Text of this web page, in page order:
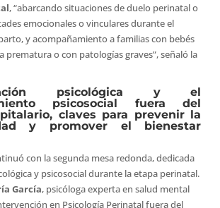
, “abarcando situaciones de duelo perinatal o
emocionales o vinculares durante el
y acompañamiento a familias con bebés
prematura o con patologías graves”, señaló la
psicológica y el
psicosocial fuera del
claves para prevenir la
y promover el bienestar
con la segunda mesa redonda, dedicada
y psicosocial durante la etapa perinatal.
García, psicóloga experta en salud mental
en Psicología Perinatal fuera del